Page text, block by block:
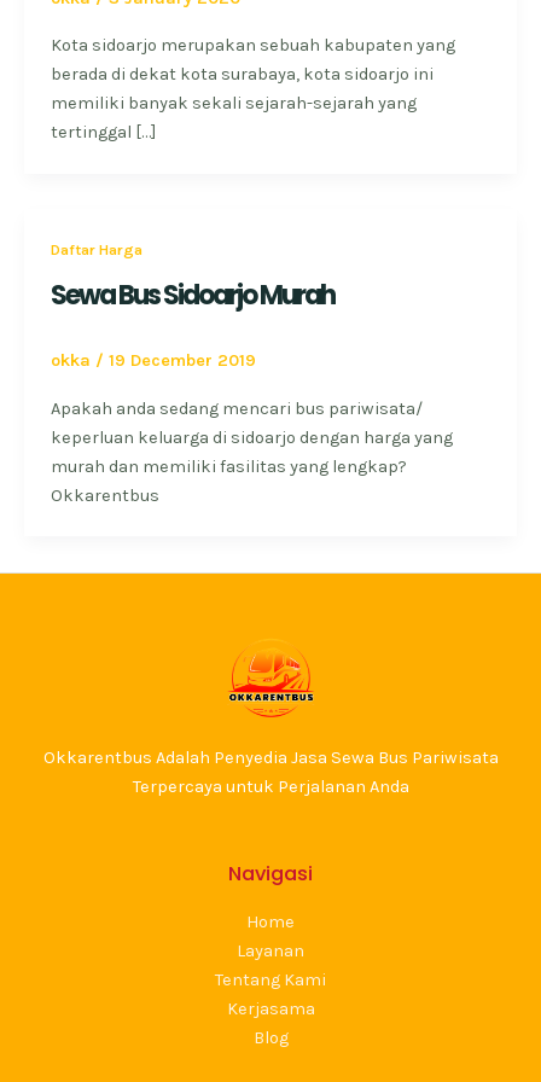
Kota sidoarjo merupakan sebuah kabupaten yang
berada di dekat kota surabaya, kota sidoarjo ini
memiliki banyak sekali sejarah-sejarah yang
tertinggal […]
Daftar Harga
Sewa Bus Sidoarjo Murah
okka / 19 December 2019
Apakah anda sedang mencari bus pariwisata/
keperluan keluarga di sidoarjo dengan harga yang
murah dan memiliki fasilitas yang lengkap?
Okkarentbus
Okkarentbus Adalah Penyedia Jasa Sewa Bus Pariwisata
Terpercaya untuk Perjalanan Anda
Navigasi
Home
Layanan
Tentang Kami
Kerjasama
Blog